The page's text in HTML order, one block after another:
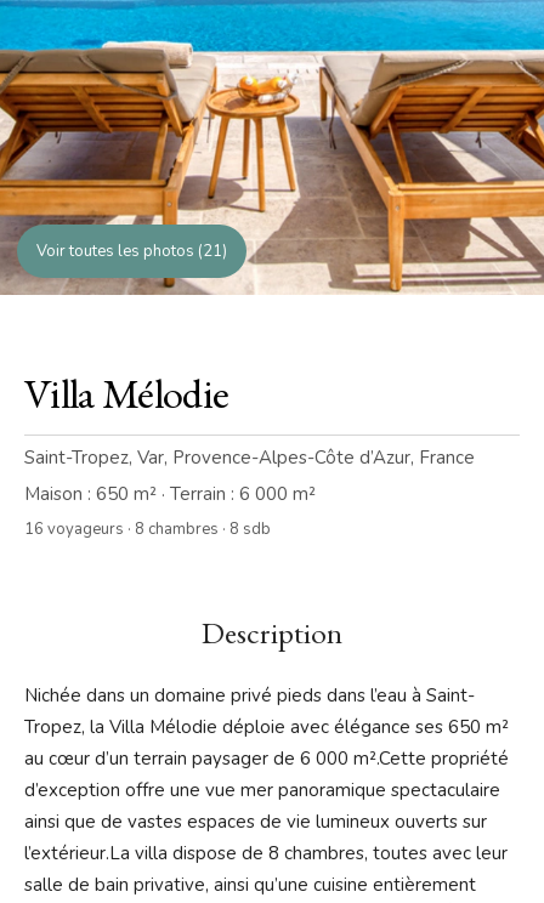
Voir toutes les photos (21)
Villa Mélodie
Saint-Tropez, Var, Provence-Alpes-Côte d’Azur, France
Maison : 650 m² · Terrain : 6 000 m²
16 voyageurs · 8 chambres · 8 sdb
Description
Nichée dans un domaine privé pieds dans l’eau à Saint-
Tropez, la Villa Mélodie déploie avec élégance ses 650 m²
au cœur d’un terrain paysager de 6 000 m².Cette propriété
d’exception offre une vue mer panoramique spectaculaire
ainsi que de vastes espaces de vie lumineux ouverts sur
l’extérieur.La villa dispose de 8 chambres, toutes avec leur
salle de bain privative, ainsi qu’une cuisine entièrement